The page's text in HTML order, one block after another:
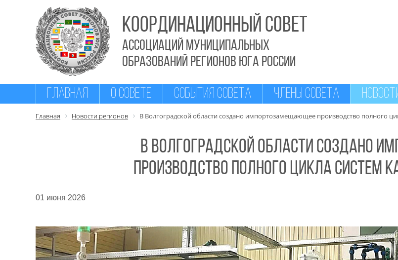
КООРДИНАЦИОННЫЙ СОВЕТ
Ассоциаций муниципальных
образований РЕГИОНОВ ЮГА РОССИИ
ГЛАВНАЯ О СОВЕТЕ СОБЫТИЯ СОВЕТА ЧЛЕНЫ СОВЕТА
Главная Новости регионов В Волгоградской области создано импортозамещающее производство полного
В Волгоградской области создано
производство полного цикла систем
01 июня 2026